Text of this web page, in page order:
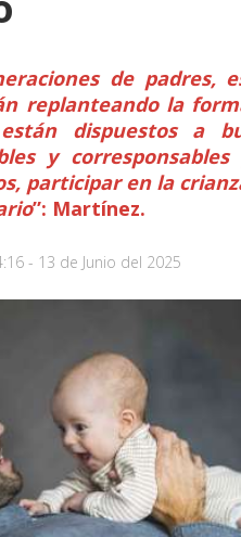
de padres,
replanteando la
dispuestos a
y
participar en la
”: Martínez.
- 13 de Junio del 2025